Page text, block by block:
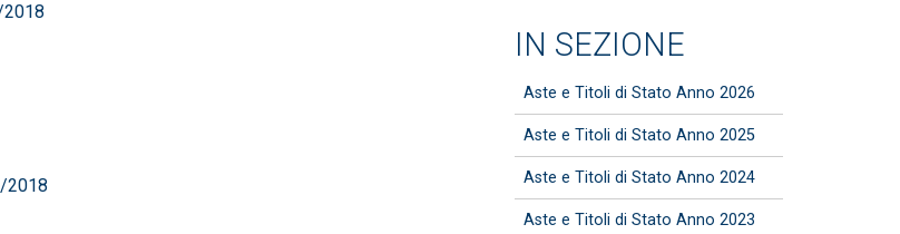
2018
IN SEZIONE
Aste e Titoli di Stato Anno 2026
Aste e Titoli di Stato Anno 2025
Aste e Titoli di Stato Anno 2024
Aste e Titoli di Stato Anno 2023